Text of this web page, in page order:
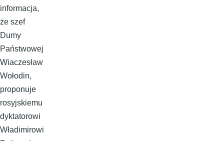
informacja,
że szef
Dumy
Państwowej
Wiaczesław
Wołodin,
proponuje
rosyjskiemu
dyktatorowi
Władimirowi